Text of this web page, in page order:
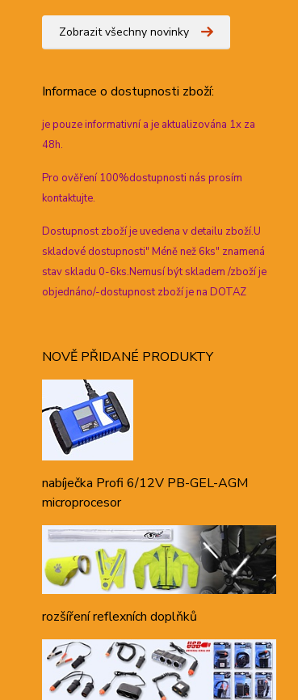
Zobrazit všechny novinky
Informace o dostupnosti zboží:
je pouze informativní a je aktualizována 1x za
48h.
Pro ověření 100%dostupnosti nás prosím
kontaktujte.
Dostupnost zboží je uvedena v detailu zboží.U
skladové dostupnosti" Méně než 6ks" znamená
stav skladu 0-6ks.Nemusí být skladem /zboží je
objednáno/-dostupnost zboží je na DOTAZ
NOVĚ PŘIDANÉ PRODUKTY
nabíječka Profi 6/12V PB-GEL-AGM
microprocesor
rozšíření reflexních doplňků